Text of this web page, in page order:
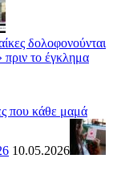
δολοφονούνται
το έγκλημα
που κάθε μαμά
10.05.2026